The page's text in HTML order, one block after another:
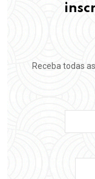
Receba todas